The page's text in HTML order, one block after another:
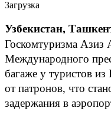
Загрузка
Узбекистан,
Госкомтуризма Азиз
Международного
багаже у туристов
от патронов, что
задержания в